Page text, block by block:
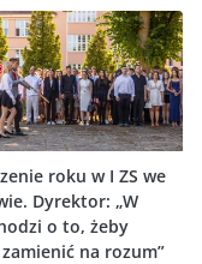
roku w I ZS we
Dyrektor: „W
o to, żeby
na rozum”